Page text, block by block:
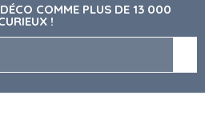
COMME PLUS DE 13 000
!